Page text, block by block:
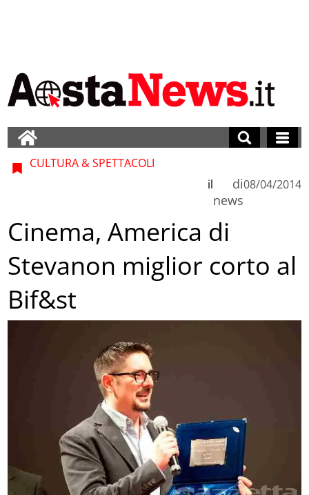
CULTURA & SPETTACOLI
di
news
il 08/04/2014
Cinema, America di
Stevanon miglior corto al
Bif&st